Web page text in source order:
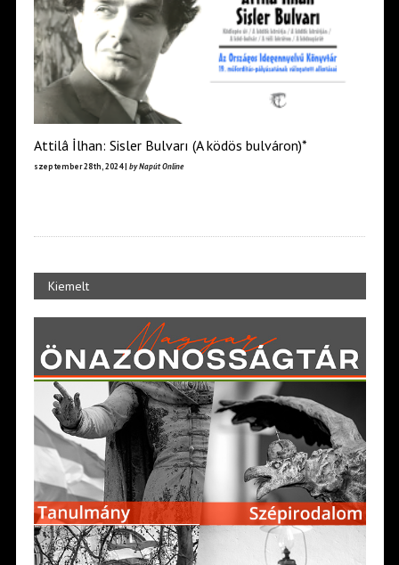
Attilâ İlhan: Sisler Bulvarı (A ködös bulváron)*
szeptember 28th, 2024 | by Napút Online
Kiemelt